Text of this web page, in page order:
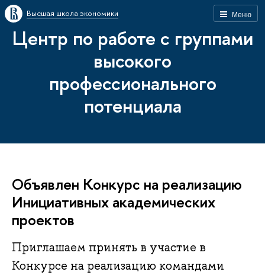
Меню
Высшая школа экономики
Центр по работе с группами
высокого
профессионального
потенциала
Объявлен Конкурс на реализацию
Инициативных академических
проектов
Приглашаем принять в участие в
Конкурсе на реализацию командами